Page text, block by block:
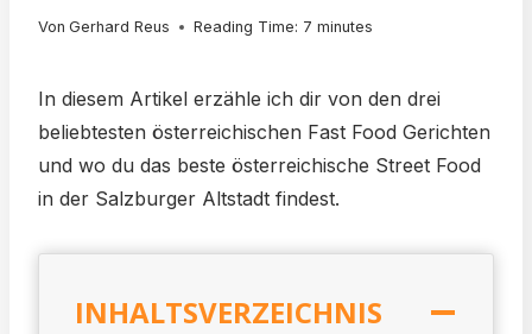
Von Gerhard Reus Reading Time: 7minutes
In diesem Artikel erzähle ich dir von den drei
beliebtesten österreichischen Fast Food Gerichten
und wo du das beste österreichische Street Food
in der Salzburger Altstadt findest.
INHALTSVERZEICHNIS